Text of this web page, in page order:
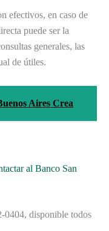
efectivos, en caso de
puede ser la
generales, las
de útiles.
Aires Crea
al Banco San
0404, disponible todos